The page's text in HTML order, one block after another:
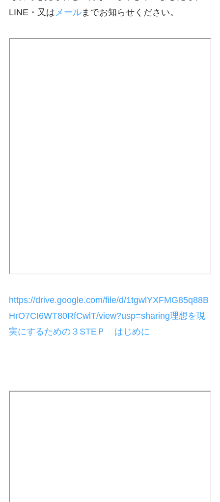
LINE・又はメールまでお知らせください。
https://drive.google.com/file/d/1tgwlYXFMG85q88B
HrO7CI6WT80RfCwlT/view?usp=sharing理想を現
実にするための３STEＰ はじめに